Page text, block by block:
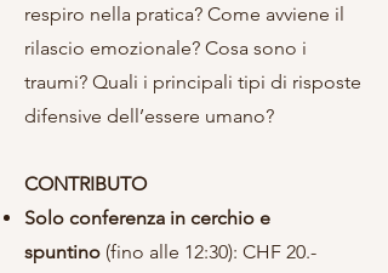
respiro nella pratica? Come avviene il
rilascio emozionale? Cosa sono i
traumi? Quali i principali tipi di risposte
difensive dell’essere umano?
CONTRIBUTO
Solo conferenza in cerchio e
spuntino (fino alle 12:30): CHF 20.-